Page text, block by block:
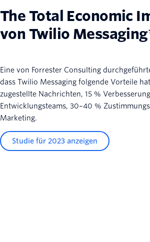
The Total Economic
von Twilio
Eine von Forrester Consulting
dass Twilio Messaging folgende Vorteile
zugestellte Nachrichten, 15 %
Entwicklungsteams, 30–40 %
Marketing.
Studie für 2023 anzeigen